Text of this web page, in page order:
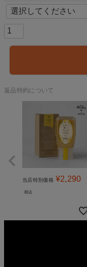
必
須
)
返品特約について
当店特別価格 ¥2,290
税込